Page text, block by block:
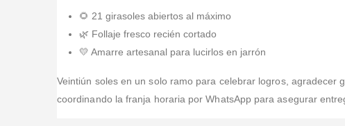
🌻 21 girasoles abiertos al máximo
🌿 Follaje fresco recién cortado
💛 Amarre artesanal para lucirlos en jarrón
Veintiún soles en un solo ramo para celebrar logros,
coordinando la franja horaria por WhatsApp para asegurar